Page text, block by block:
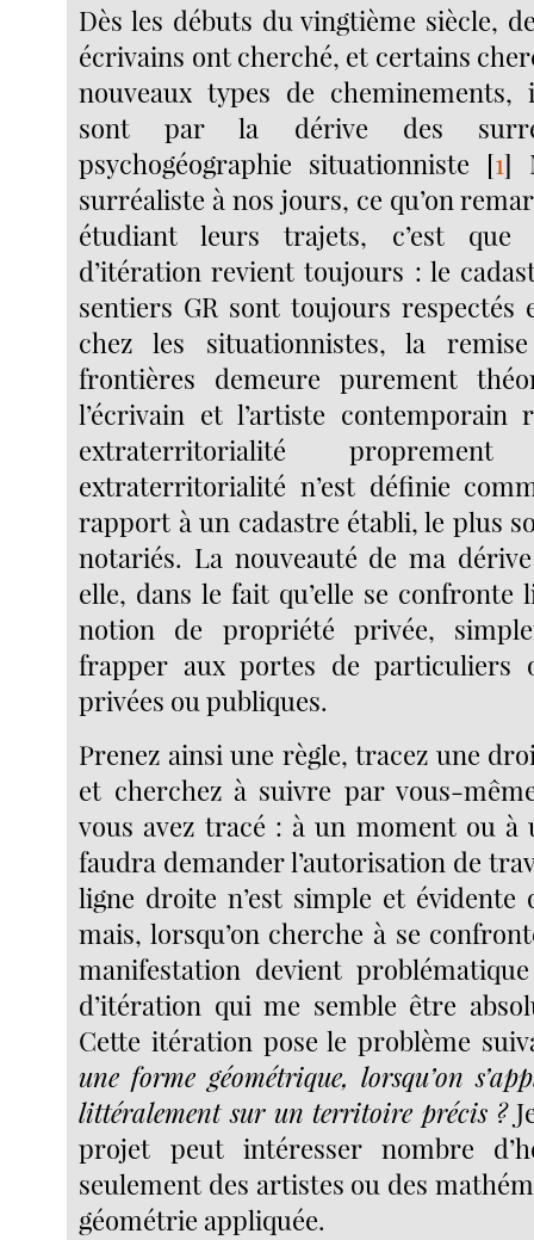
Dès les débuts du vingtième siècle,
écrivains ont cherché, et certains
nouveaux types de cheminements,
sont par la dérive des
psychogéographie situationniste [1]
surréaliste à nos jours, ce qu’on
étudiant leurs trajets, c’est
d’itération revient toujours : le
sentiers GR sont toujours respectés
chez les situationnistes, la
frontières demeure purement
l’écrivain et l’artiste contemporain
extraterritorialité
extraterritorialité n’est définie
rapport à un cadastre établi, le plus
notariés. La nouveauté de ma
elle, dans le fait qu’elle se confronte
notion de propriété privée,
frapper aux portes de particuliers
privées ou publiques.
Prenez ainsi une règle, tracez une
et cherchez à suivre par vous-
vous avez tracé : à un moment ou à
faudra demander l’autorisation de
ligne droite n’est simple et évidente
mais, lorsqu’on cherche à se
manifestation devient
d’itération qui me semble être
Cette itération pose le problème
une forme géométrique, lorsqu’on
littéralement sur un territoire précis ?
projet peut intéresser nombre
seulement des artistes ou des
géométrie appliquée.